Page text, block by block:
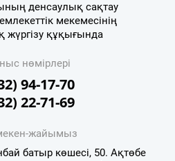
денсаулық сақтау
мекемесінің
құқығында
нөмірлері
94-17-70
22-71-69
жайымыз
батыр көшесі, 50. Ақтөбе